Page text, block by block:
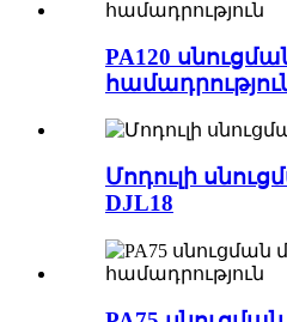
PA120
Մոդուլի
DJL18